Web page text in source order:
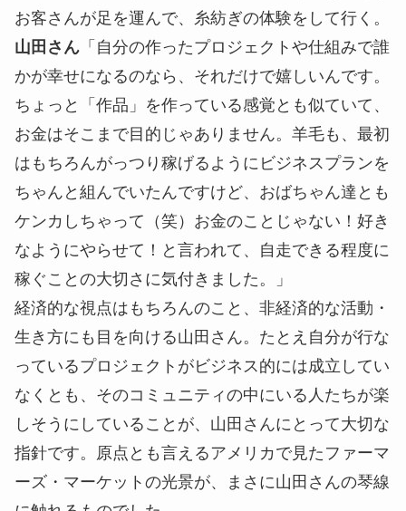
お客さんが足を運んで、糸紡ぎの体験をして行く。
山田さん 「自分の作ったプロジェクトや仕組みで誰
かが幸せになるのなら、それだけで嬉しいんです。
ちょっと「作品」を作っている感覚とも似ていて、
お金はそこまで目的じゃありません。羊毛も、最初
はもちろんがっつり稼げるようにビジネスプランを
ちゃんと組んでいたんですけど、おばちゃん達とも
ケンカしちゃって（笑）お金のことじゃない！好き
なようにやらせて！と言われて、自走できる程度に
稼ぐことの大切さに気付きました。」
経済的な視点はもちろんのこと、非経済的な活動・
生き方にも目を向ける山田さん。たとえ自分が行な
っているプロジェクトがビジネス的には成立してい
なくとも、そのコミュニティの中にいる人たちが楽
しそうにしていることが、山田さんにとって大切な
指針です。原点とも言えるアメリカで見たファーマ
ーズ・マーケットの光景が、まさに山田さんの琴線